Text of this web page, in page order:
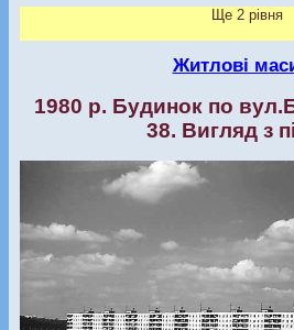
Ще 2 рівня
Житлові
1980 р. Будинок по
38. Вигляд з